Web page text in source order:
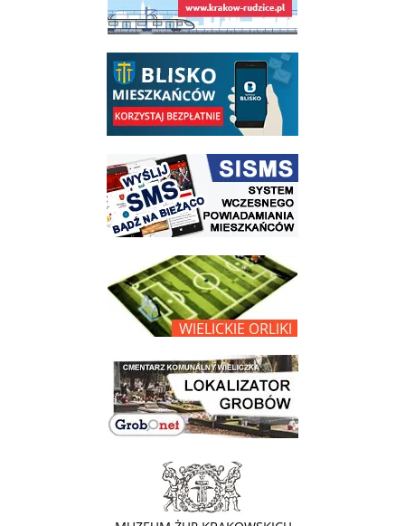
link do opisu aplikacji - BLISKO, Gmina Wieliczka w aplikacji Blisko
link do strony systemu wczesnego ostrzegania mieszkańców SISMS
link do opisu projektu Wielickie Orliki
link do lokalizatora grobów na wielickim cmentarzu - grobnet
link do strony - Muzeum Żup Krakowskich Wieliczka